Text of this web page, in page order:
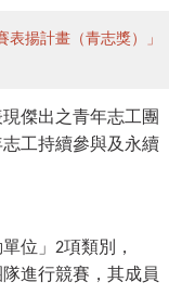
表揚計畫（青志獎）」
傑出之青年志工團
工持續參與及永續
位」 2項類別，
進行競賽，其成員